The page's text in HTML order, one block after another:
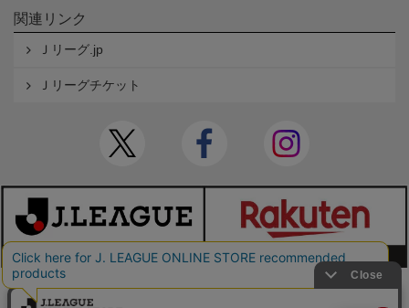
関連リンク
Ｊリーグ.jp
Ｊリーグチケット